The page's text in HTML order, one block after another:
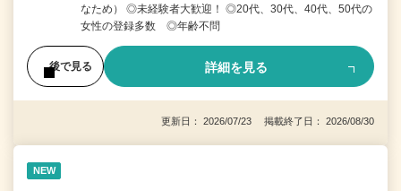
なため） ◎未経験者大歓迎！ ◎20代、30代、40代、50代の
女性の登録多数 ◎年齢不問
後で見る 詳細を見る
更新日： 2026/07/23 掲載終了日： 2026/08/30
NEW